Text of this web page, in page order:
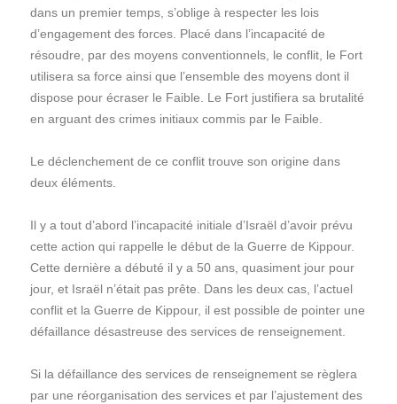
dans un premier temps, s’oblige à respecter les lois
d’engagement des forces. Placé dans l’incapacité de
résoudre, par des moyens conventionnels, le conflit, le Fort
utilisera sa force ainsi que l’ensemble des moyens dont il
dispose pour écraser le Faible. Le Fort justifiera sa brutalité
en arguant des crimes initiaux commis par le Faible.
Le déclenchement de ce conflit trouve son origine dans
deux éléments.
Il y a tout d’abord l’incapacité initiale d’Israël d’avoir prévu
cette action qui rappelle le début de la Guerre de Kippour.
Cette dernière a débuté il y a 50 ans, quasiment jour pour
jour, et Israël n’était pas prête. Dans les deux cas, l’actuel
conflit et la Guerre de Kippour, il est possible de pointer une
défaillance désastreuse des services de renseignement.
Si la défaillance des services de renseignement se règlera
par une réorganisation des services et par l’ajustement des